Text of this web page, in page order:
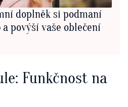
doplněk si podmaní
povýší vaše oblečení
Funkčnost na